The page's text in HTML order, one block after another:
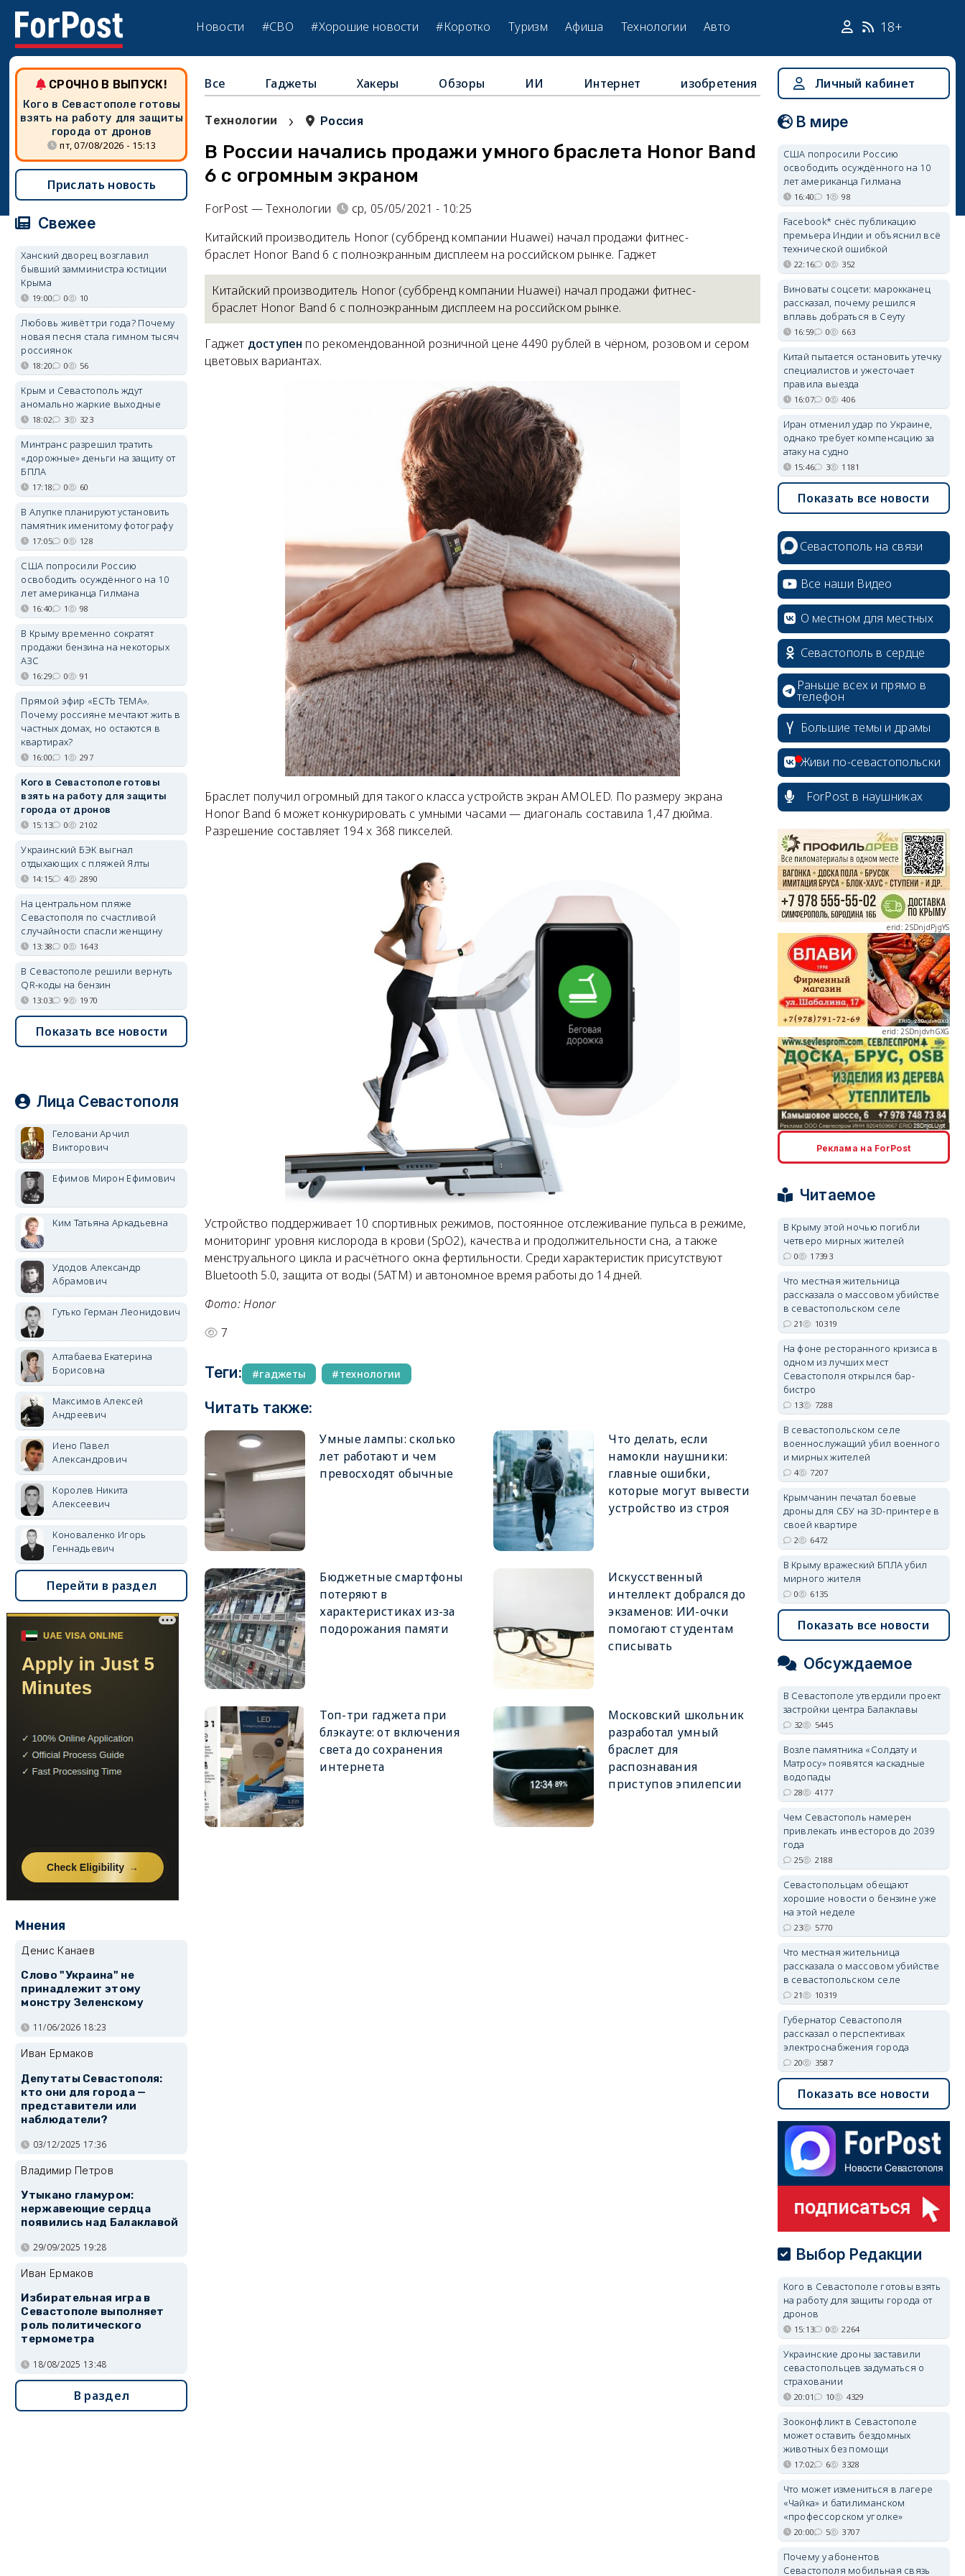
Новости #СВО #Хорошие новости #Коротко Туризм Афиша Технологии Авто 18+
Все Гаджеты Хакеры Обзоры ИИ Интернет изобретения
Технологии › Россия
В России начались продажи умного браслета Honor Band
6 с огромным экраном
ForPost — Технологии
ср, 05/05/2021 - 10:25
Китайский производитель Honor (суббренд компании Huawei) начал продажи фитнес-
браслет Honor Band 6 с полноэкранным дисплеем на российском рынке. Гаджет
Китайский производитель Honor (суббренд компании Huawei) начал продажи фитнес-
браслет Honor Band 6 с полноэкранным дисплеем на российском рынке.
Гаджет доступен по рекомендованной розничной цене 4490 рублей в чёрном, розовом и сером
цветовых вариантах.
Браслет получил огромный для такого класса устройств экран AMOLED. По размеру экрана
Honor Band 6 может конкурировать с умными часами — диагональ составила 1,47 дюйма.
Разрешение составляет 194 x 368 пикселей.
Устройство поддерживает 10 спортивных режимов, постоянное отслеживание пульса в режиме,
мониторинг уровня кислорода в крови (SpO2), качества и продолжительности сна, а также
менструального цикла и расчётного окна фертильности. Среди характеристик присутствуют
Bluetooth 5.0, защита от воды (5ATM) и автономное время работы до 14 дней.
Фото: Honor
7
Теги: гаджеты технологии
Читать также:
Умные лампы: сколько
лет работают и чем
превосходят обычные
Что делать, если
намокли наушники:
главные ошибки,
которые могут вывести
устройство из строя
Бюджетные смартфоны
потеряют в
характеристиках из-за
подорожания памяти
Искусственный
интеллект добрался до
экзаменов: ИИ-очки
помогают студентам
списывать
Топ-три гаджета при
блэкауте: от включения
света до сохранения
интернета
Московский школьник
разработал умный
браслет для
распознавания
приступов эпилепсии
СРОЧНО В ВЫПУСК!
Кого в Севастополе готовы
взять на работу для защиты
города от дронов
пт, 07/08/2026 - 15:13
Прислать новость
Свежее
Ханский дворец возглавил
бывший замминистра юстиции
Крыма
19:00 0 10
Любовь живёт три года? Почему
новая песня стала гимном тысяч
россиянок
18:20 0 56
Крым и Севастополь ждут
аномально жаркие выходные
18:02 3 323
Минтранс разрешил тратить
«дорожные» деньги на защиту от
БПЛА
17:18 0 60
В Алупке планируют установить
памятник именитому фотографу
17:05 0 128
США попросили Россию
освободить осуждённого на 10
лет американца Гилмана
16:40 1 98
В Крыму временно сократят
продажи бензина на некоторых
АЗС
16:29 0 91
Прямой эфир «ЕСТЬ ТЕМА».
Почему россияне мечтают жить в
частных домах, но остаются в
квартирах?
16:00 1 297
Кого в Севастополе готовы
взять на работу для защиты
города от дронов
15:13 0 2102
Украинский БЭК выгнал
отдыхающих с пляжей Ялты
14:15 4 2890
На центральном пляже
Севастополя по счастливой
случайности спасли женщину
13:38 0 1643
В Севастополе решили вернуть
QR-коды на бензин
13:03 9 1970
Показать все новости
Лица Севастополя
Геловани Арчил
Викторович
Ефимов Мирон Ефимович
Ким Татьяна Аркадьевна
Удодов Александр
Абрамович
Гутько Герман Леонидович
Алтабаева Екатерина
Борисовна
Максимов Алексей
Андреевич
Иено Павел
Александрович
Королев Никита
Алексеевич
Коноваленко Игорь
Геннадьевич
Перейти в раздел
Мнения
Денис Канаев
Слово "Украина" не
принадлежит этому
монстру Зеленскому
11/06/2026 18:23
Иван Ермаков
Депутаты Севастополя:
кто они для города —
представители или
наблюдатели?
03/12/2025 17:36
Владимир Петров
Утыкано гламуром:
нержавеющие сердца
появились над Балаклавой
29/09/2025 19:28
Иван Ермаков
Избирательная игра в
Севастополе выполняет
роль политического
термометра
18/08/2025 13:48
В раздел
Личный кабинет
В мире
США попросили Россию
освободить осуждённого на 10
лет американца Гилмана
16:40 1 98
Facebook* снёс публикацию
премьера Индии и объяснил всё
технической ошибкой
22:16 0 352
Виноваты соцсети: марокканец
рассказал, почему решился
вплавь добраться в Сеуту
16:59 0 663
Китай пытается остановить утечку
специалистов и ужесточает
правила выезда
16:07 0 406
Иран отменил удар по Украине,
однако требует компенсацию за
атаку на судно
15:46 3 1181
Показать все новости
Севастополь на связи
Все наши Видео
О местном для местных
Севастополь в сердце
Раньше всех и прямо в
телефон
Большие темы и драмы
Живи по-севастопольски
ForPost в наушниках
erid: 2SDnjdPjgYS
erid: 2SDnjdvhGXG
erid: 2SDnjcLUypt
erid: 2SDnjcrDNw6
erid: 2SDnjdvhGXG
Реклама на ForPost
Читаемое
В Крыму этой ночью погибли
четверо мирных жителей
0 17393
Что местная жительница
рассказала о массовом убийстве
в севастопольском селе
21 10319
На фоне ресторанного кризиса в
одном из лучших мест
Севастополя открылся бар-
бистро
13 7288
В севастопольском селе
военнослужащий убил военного
и мирных жителей
4 7207
Крымчанин печатал боевые
дроны для СБУ на 3D-принтере в
своей квартире
2 6472
В Крыму вражеский БПЛА убил
мирного жителя
0 6135
Показать все новости
Обсуждаемое
В Севастополе утвердили проект
застройки центра Балаклавы
32 5445
Возле памятника «Солдату и
Матросу» появятся каскадные
водопады
28 4177
Чем Севастополь намерен
привлекать инвесторов до 2039
года
25 2188
Севастопольцам обещают
хорошие новости о бензине уже
на этой неделе
23 5770
Что местная жительница
рассказала о массовом убийстве
в севастопольском селе
21 10319
Губернатор Севастополя
рассказал о перспективах
электроснабжения города
20 3587
Показать все новости
Выбор Редакции
Кого в Севастополе готовы взять
на работу для защиты города от
дронов
15:13 0 2264
Украинские дроны заставили
севастопольцев задуматься о
страховании
20:01 10 4329
Зооконфликт в Севастополе
может оставить бездомных
животных без помощи
17:02 6 3328
Что может измениться в лагере
«Чайка» и батилиманском
«профессорском уголке»
20:00 5 3707
Почему у абонентов
Севастополя мобильная связь